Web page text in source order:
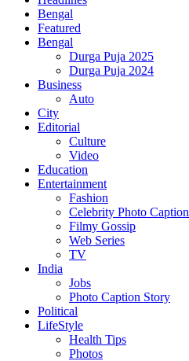
Bengal
Featured
Bengal
Durga Puja 2025
Durga Puja 2024
Business
Auto
City
Editorial
Culture
Video
Education
Entertainment
Fashion
Celebrity Photo Caption
Filmy Gossip
Web Series
TV
India
Jobs
Photo Caption Story
Political
LifeStyle
Health Tips
Photos